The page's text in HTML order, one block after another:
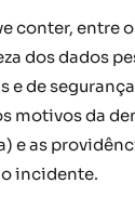
conter, entre
dos dados
e de
motivos da
e as
incidente.